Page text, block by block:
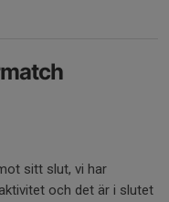
sitt slut, vi har
och det är i slutet